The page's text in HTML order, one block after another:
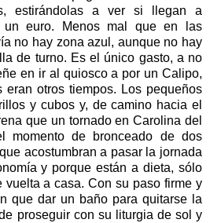
estirándolas a ver si llegan a
un euro. Menos mal que en las
no hay zona azul, aunque no hay
de turno. Es el único gasto, a no
en ir al quiosco a por un Calipo,
eran otros tiempos. Los pequeños
y cubos y, de camino hacia el
que un tornado en Carolina del
momento de bronceado de dos
acostumbran a pasar la jornada
y porque están a dieta, sólo
vuelta a casa. Con su paso firme y
que dar un baño para quitarse la
proseguir con su liturgia de sol y